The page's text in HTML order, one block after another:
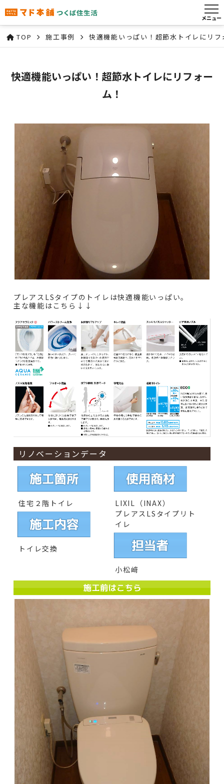
メニュー
TOP 施工事例 快適機能いっぱい！超節水トイレにリフ
快適機能いっぱい！超節水トイレにリフォー
ム！
プレアスLSタイプのトイレは快適機能いっぱい。
主な機能はこちら↓↓
リノベーションデータ
住宅２階トイレ
トイレ交換
LIXIL（INAX）
プレアスLSタイプリト
イレ
小松﨑